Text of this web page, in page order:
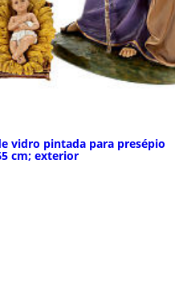
vidro pintada para presépio
cm; exterior